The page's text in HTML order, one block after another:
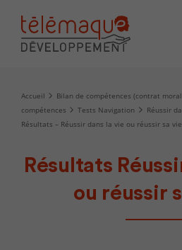
Accueil Bilan de compétences (contrat
compétences
Tests Navigation
Réussir
Résultats – Réussir dans la vie ou réussir sa
Résultats
ou réussir